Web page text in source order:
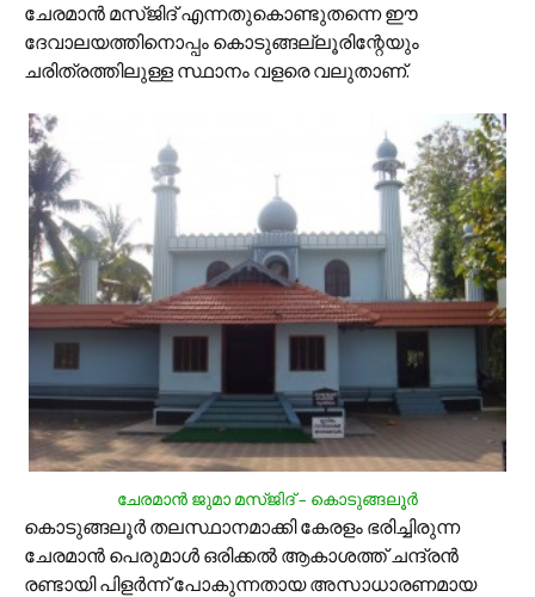
ചേരമാന്‍ മസ്ജിദ് എന്നതുകൊണ്ടുതന്നെ ഈ
ദേവാലയത്തിനൊപ്പം കൊടുങ്ങല്ലൂരിന്റേയും
ചരിത്രത്തിലുള്ള സ്ഥാനം വളരെ വലുതാണ്‌.
ചേരമാന്‍ ജുമാ മസ്ജിദ് – കൊടുങ്ങലൂര്‍
കൊടുങ്ങലൂര്‍ തലസ്ഥാനമാക്കി കേരളം ഭരിച്ചിരുന്ന
ചേരമാന്‍ പെരുമാള്‍ ഒരിക്കല്‍ ആകാശത്ത് ചന്ദ്രന്‍
രണ്ടായി പിളര്‍ന്ന് പോകുന്നതായ അസാധാരണമായ